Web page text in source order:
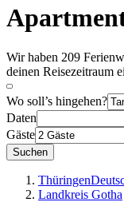
Wir haben 209
deinen Reisezeitraum
Wo soll’s hingehen?
Daten
Gäste
Suchen
Thüringen
Landkreis Gotha